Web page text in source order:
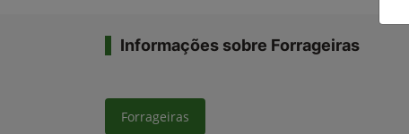
Informações sobre Forrageiras
Forrageiras